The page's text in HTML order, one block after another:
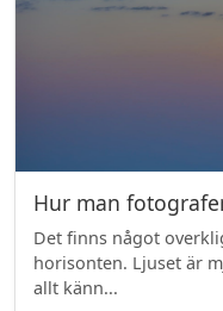
Hur man
Det finns något
horisonten. Ljuset är
allt känn...